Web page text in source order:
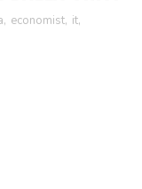
, economist, it,